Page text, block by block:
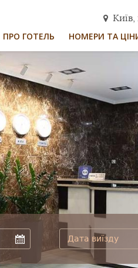
ПРО ГОТЕЛЬ
НОМЕРИ ТА